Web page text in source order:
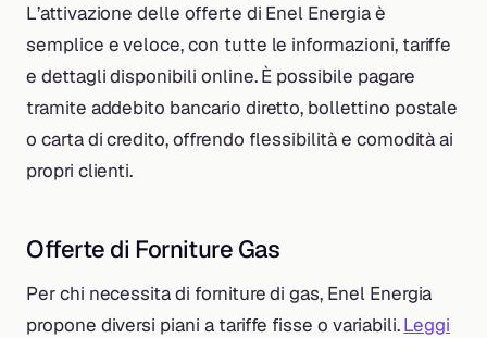
L’attivazione delle offerte di Enel Energia è
semplice e veloce, con tutte le informazioni, tariffe
e dettagli disponibili online. È possibile pagare
tramite addebito bancario diretto, bollettino postale
o carta di credito, offrendo flessibilità e comodità ai
propri clienti.
Offerte di Forniture Gas
Per chi necessita di forniture di gas, Enel Energia
propone diversi piani a tariffe fisse o variabili.Leggi